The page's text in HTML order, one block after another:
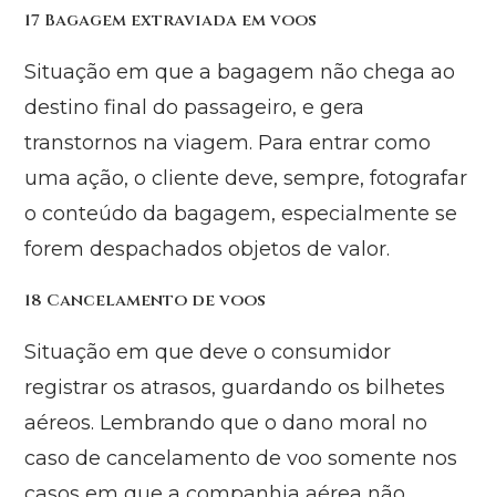
17 Bagagem extraviada em voos
Situação em que a bagagem não chega ao
destino final do passageiro, e gera
transtornos na viagem. Para entrar como
uma ação, o cliente deve, sempre, fotografar
o conteúdo da bagagem, especialmente se
forem despachados objetos de valor.
18 Cancelamento de voos
Situação em que deve o consumidor
registrar os atrasos, guardando os bilhetes
aéreos. Lembrando que o dano moral no
caso de cancelamento de voo somente nos